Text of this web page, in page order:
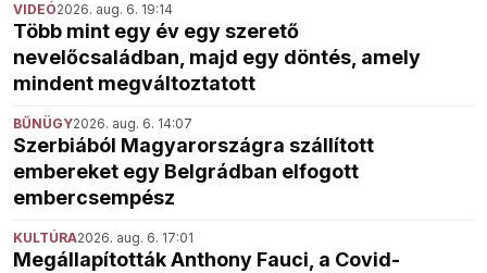
VIDEÓ2026. aug. 6. 19:14
Több mint egy év egy szerető
nevelőcsaládban, majd egy döntés, amely
mindent megváltoztatott
BŰNÜGY2026. aug. 6. 14:07
Szerbiából Magyarországra szállított
embereket egy Belgrádban elfogott
embercsempész
KULTÚRA2026. aug. 6. 17:01
Megállapították Anthony Fauci, a Covid-